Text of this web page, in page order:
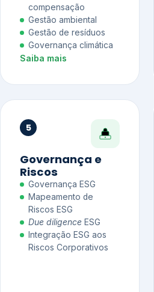
compensação
Gestão ambiental
Gestão de resíduos
Governança climática
Saiba mais
5
Governança e
Riscos
Governança ESG
Mapeamento de
Riscos ESG
Due diligence ESG
Integração ESG aos
Riscos Corporativos